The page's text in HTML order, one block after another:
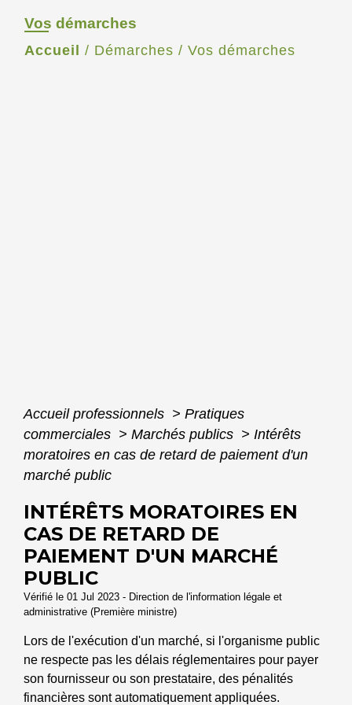
Vos démarches
Accueil / Démarches / Vos démarches
Accueil professionnels > Pratiques
commerciales > Marchés publics > Intérêts
moratoires en cas de retard de paiement d'un
marché public
INTÉRÊTS MORATOIRES EN
CAS DE RETARD DE
PAIEMENT D'UN MARCHÉ
PUBLIC
Vérifié le 01 Jul 2023 - Direction de l'information légale et
administrative (Première ministre)
Lors de l'exécution d'un marché, si l'organisme public
ne respecte pas les délais réglementaires pour payer
son fournisseur ou son prestataire, des pénalités
financières sont automatiquement appliquées.